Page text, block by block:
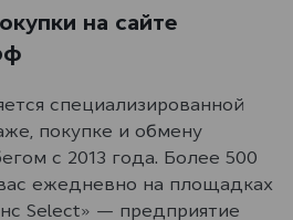
на сайте
специализированной
покупке и обмену
с 2013 года. Более 500
ежедневно на площадках
Select» — предприятие